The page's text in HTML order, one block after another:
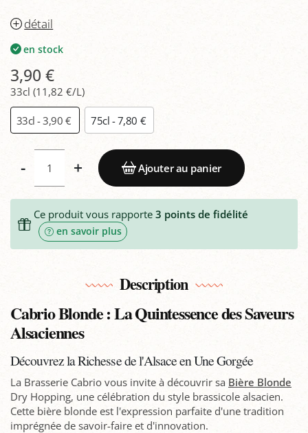
détail
en stock
3,90 €
33cl (11,82 €/L)
33cl - 3,90 € 75cl - 7,80 €
- + Ajouter au panier
Ce produit vous rapporte 3 points de fidélité
en savoir plus
Description
Cabrio Blonde : La Quintessence des Saveurs
Alsaciennes
Découvrez la Richesse de l'Alsace en Une Gorgée
La Brasserie Cabrio vous invite à découvrir sa Bière Blonde
Dry Hopping, une célébration du style brassicole alsacien.
Cette bière blonde est l'expression parfaite d'une tradition
imprégnée de savoir-faire et d'innovation.